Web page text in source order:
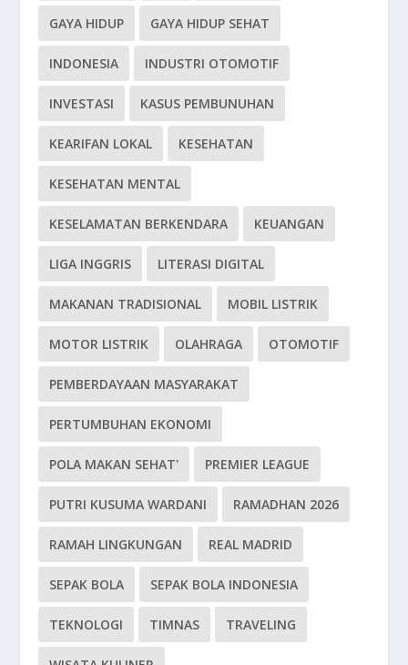
GAYA HIDUP GAYA HIDUP SEHAT
INDONESIA INDUSTRI OTOMOTIF
INVESTASI KASUS PEMBUNUHAN
KEARIFAN LOKAL KESEHATAN
KESEHATAN MENTAL
KESELAMATAN BERKENDARA KEUANGAN
LIGA INGGRIS LITERASI DIGITAL
MAKANAN TRADISIONAL MOBIL LISTRIK
MOTOR LISTRIK OLAHRAGA OTOMOTIF
PEMBERDAYAAN MASYARAKAT
PERTUMBUHAN EKONOMI
POLA MAKAN SEHAT' PREMIER LEAGUE
PUTRI KUSUMA WARDANI RAMADHAN 2026
RAMAH LINGKUNGAN REAL MADRID
SEPAK BOLA SEPAK BOLA INDONESIA
TEKNOLOGI TIMNAS TRAVELING